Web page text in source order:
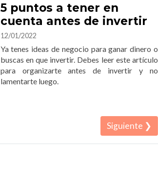
5 puntos a tener en
cuenta antes de invertir
12/01/2022
Ya tenes ideas de negocio para ganar dinero o
buscas en que invertir. Debes leer este artículo
para organizarte antes de invertir y no
lamentarte luego.
Siguiente ❯